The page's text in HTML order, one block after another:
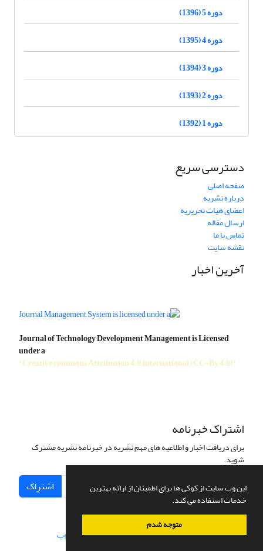
این وب سایت از کوکی ها برای اطمینان از ارائه بهترین
خدمات استفاده می کند.
متوجه شدم
دوره 5 (1396)
دوره 4 (1395)
دوره 3 (1394)
دوره 2 (1393)
دوره 1 (1392)
دسترسی سریع
صفحه اصلی
درباره نشریه
اعضای هیات تحریریه
ارسال مقاله
تماس با ما
نقشه سایت
آخرین اخبار
Journal of Technology Development Management is Licensed
under a
"Creative commons Attribution 4.0 International (CC-By 4.0)"
اشتراک خبرنامه
برای دریافت اخبار و اطلاعیه های مهم نشریه در خبرنامه نشریه مشترک
شوید.
اشتراک
سامانه مدیریت نشریات علمی.طراحی و پیاده سازی از سیناوب